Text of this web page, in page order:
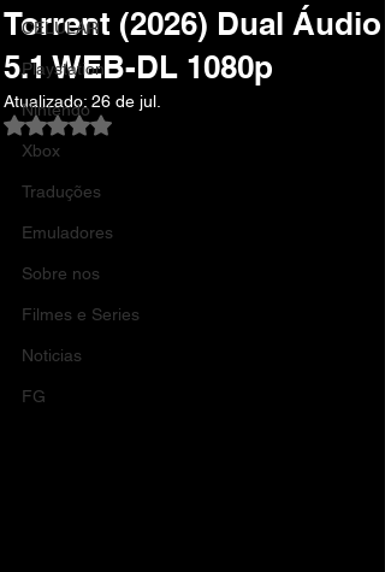
CELULAR
Playstation
Nintendo
Xbox
Traduções
Emuladores
Sobre nos
Filmes e Series
Noticias
FG
Torrent (2026) Dual Áudio
5.1 WEB-DL 1080p
Atualizado: 26 de jul.
Avaliado com NaN de 5 estrelas.